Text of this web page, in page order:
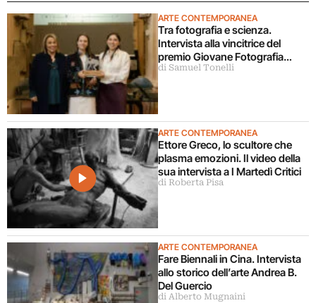
ARTE CONTEMPORANEA
Tra fotografia e scienza.
Intervista alla vincitrice del
premio Giovane Fotografia
Italiana 2026
di Samuel Tonelli
ARTE CONTEMPORANEA
Ettore Greco, lo scultore che
plasma emozioni. Il video della
sua intervista a I Martedì Critici
di Roberta Pisa
ARTE CONTEMPORANEA
Fare Biennali in Cina. Intervista
allo storico dell’arte Andrea B.
Del Guercio
di Alberto Mugnaini